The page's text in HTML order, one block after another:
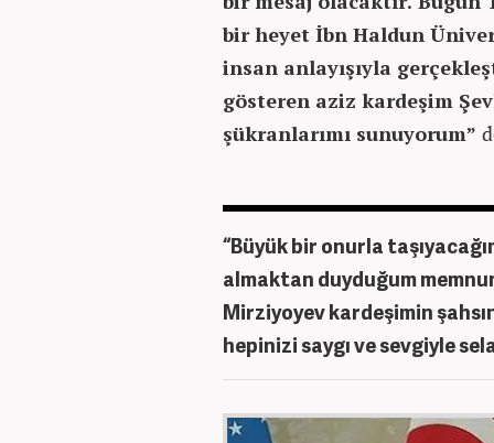
bir heyet İbn Haldun
insan anlayışıyla
gösteren aziz kardeşim
şükranlarımı sunuyorum”
“Büyük bir onurla
almaktan duyduğum
Mirziyoyev kardeşimin
hepinizi saygı ve sevgiyle